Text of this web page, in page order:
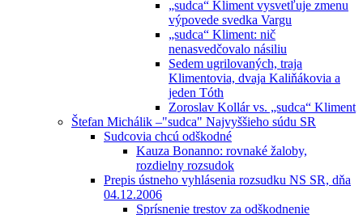
„sudca“ Kliment vysvetľuje zmenu
výpovede svedka Vargu
„sudca“ Kliment: nič
nenasvedčovalo násiliu
Sedem ugrilovaných, traja
Klimentovia, dvaja Kaliňákovia a
jeden Tóth
Zoroslav Kollár vs. „sudca“ Kliment
Štefan Michálik –"sudca" Najvyššieho súdu SR
Sudcovia chcú odškodné
Kauza Bonanno: rovnaké žaloby,
rozdielny rozsudok
Prepis ústneho vyhlásenia rozsudku NS SR, dňa
04.12.2006
Sprísnenie trestov za odškodnenie